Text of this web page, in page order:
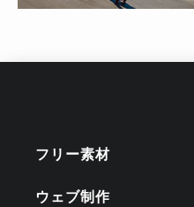
フリー素材
ウェブ制作